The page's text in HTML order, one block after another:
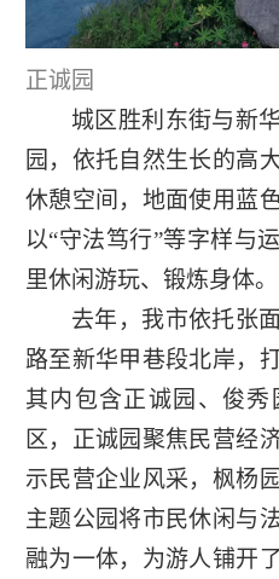
正诚园
城区胜利东街与新
园，依托自然生长的高
休憩空间，地面使用蓝
以“守法笃行”等字样与
里休闲游玩、锻炼身体。
去年，我市依托张
路至新华甲巷段北岸，
其内包含正诚园、俊
区，正诚园聚焦民营经
示民营企业风采，枫杨
主题公园将市民休闲与
融为一体，为游人铺开